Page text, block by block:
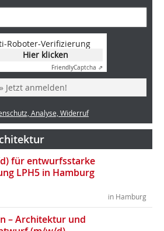
Roboter-Verifizierung
Hier klicken
FriendlyCaptcha ⇗
» Jetzt anmelden!
Analyse, Widerruf
für entwurfsstarke
LPH5 in Hamburg
in Hamburg
– Architektur und